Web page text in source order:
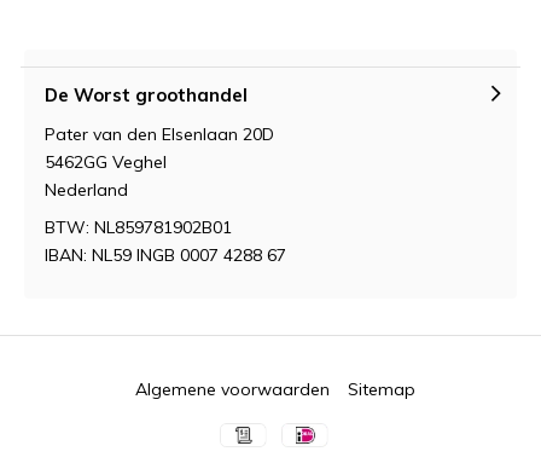
De Worst groothandel
Pater van den Elsenlaan 20D
5462GG Veghel
Nederland
BTW: NL859781902B01
IBAN: NL59 INGB 0007 4288 67
Algemene voorwaarden Sitemap